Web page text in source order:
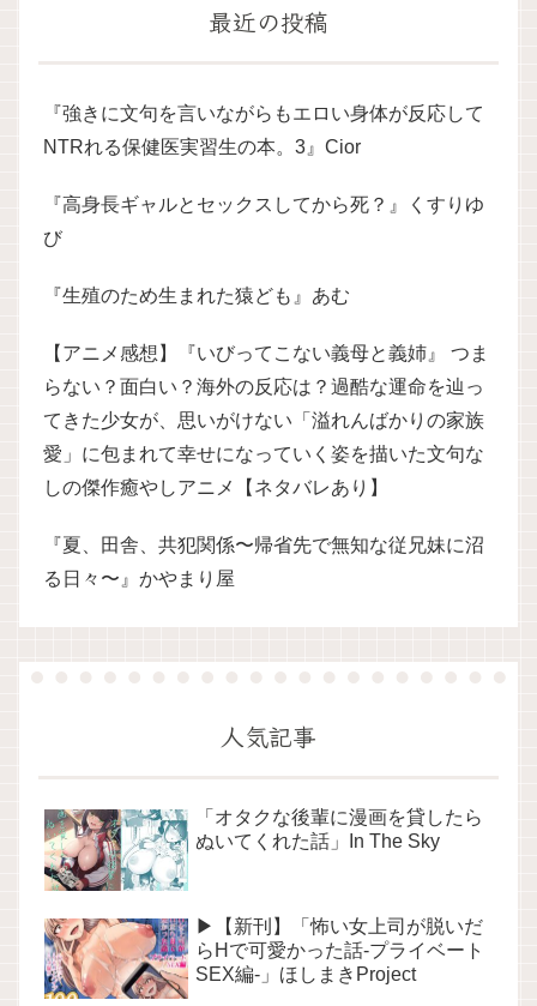
最近の投稿
『強きに文句を言いながらもエロい身体が反応して
NTRれる保健医実習生の本。3』Cior
『高身長ギャルとセックスしてから死？』くすりゆ
び
『生殖のため生まれた猿ども』あむ
【アニメ感想】『いびってこない義母と義姉』 つま
らない？面白い？海外の反応は？過酷な運命を辿っ
てきた少女が、思いがけない「溢れんばかりの家族
愛」に包まれて幸せになっていく姿を描いた文句な
しの傑作癒やしアニメ【ネタバレあり】
『夏、田舎、共犯関係〜帰省先で無知な従兄妹に沼
る日々〜』かやまり屋
人気記事
「オタクな後輩に漫画を貸したら
ぬいてくれた話」In The Sky
▶【新刊】「怖い女上司が脱いだ
らHで可愛かった話-プライベート
SEX編-」ほしまきProject